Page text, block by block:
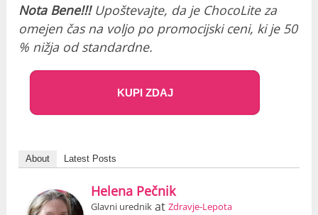
Nota Bene!!! Upoštevajte, da je ChocoLite za
omejen čas na voljo po promocijski ceni, ki je 50
% nižja od standardne.
KUPI ZDAJ
About Latest Posts
Helena Pečnik
Glavni urednik atZdravje-Lepota